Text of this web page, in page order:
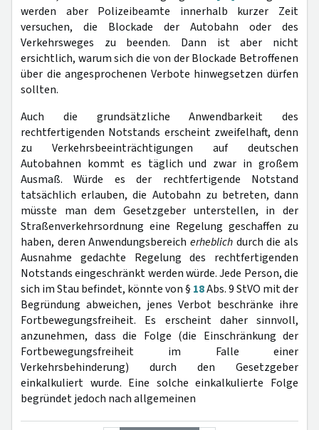
werden aber Polizeibeamte innerhalb kurzer Zeit
versuchen, die Blockade der Autobahn oder des
Verkehrsweges zu beenden. Dann ist aber nicht
ersichtlich, warum sich die von der Blockade Betroffenen
über die angesprochenen Verbote hinwegsetzen dürfen
sollten.
Auch die grundsätzliche Anwendbarkeit des
rechtfertigenden Notstands erscheint zweifelhaft, denn
zu Verkehrsbeeinträchtigungen auf deutschen
Autobahnen kommt es täglich und zwar in großem
Ausmaß. Würde es der rechtfertigende Notstand
tatsächlich erlauben, die Autobahn zu betreten, dann
müsste man dem Gesetzgeber unterstellen, in der
Straßenverkehrsordnung eine Regelung geschaffen zu
haben, deren Anwendungsbereich erheblich durch die als
Ausnahme gedachte Regelung des rechtfertigenden
Notstands eingeschränkt werden würde. Jede Person, die
sich im Stau befindet, könnte von § 18Abs. 9 StVO mit der
Begründung abweichen, jenes Verbot beschränke ihre
Fortbewegungsfreiheit. Es erscheint daher sinnvoll,
anzunehmen, dass die Folge (die Einschränkung der
Fortbewegungsfreiheit im Falle einer
Verkehrsbehinderung) durch den Gesetzgeber
einkalkuliert wurde. Eine solche einkalkulierte Folge
begründet jedoch nach allgemeinen